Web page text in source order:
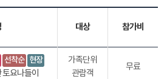
대상 참가비
선착순 현장
요나들이
가족단위
관람객
무료